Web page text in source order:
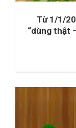
Từ 1/1/
“dùng thật